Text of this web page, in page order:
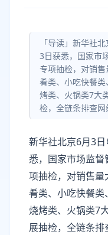
「导读」新华社
3日获悉，国家市
专项抽检，对销
肴类、小吃快餐
烤类、火锅类7大
检，全链条排查网
新华社北京6月3
悉，国家市场监
项抽检，对销售
肴类、小吃快餐类
烧烤类、火锅类7
展抽检，全链条排